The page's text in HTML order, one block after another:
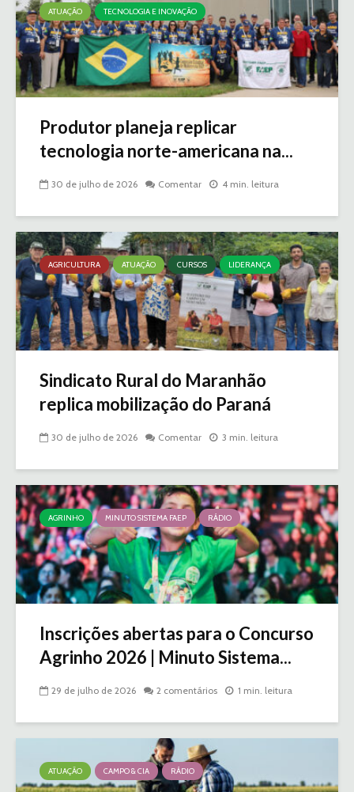
ATUAÇÃO TECNOLOGIA E INOVAÇÃO
Produtor planeja replicar
tecnologia norte-americana na...
30 de julho de 2026 Comentar 4 min. leitura
AGRICULTURA ATUAÇÃO CURSOS LIDERANÇA
Sindicato Rural do Maranhão
replica mobilização do Paraná
30 de julho de 2026 Comentar 3 min. leitura
AGRINHO MINUTO SISTEMA FAEP RÁDIO
Inscrições abertas para o Concurso
Agrinho 2026 | Minuto Sistema...
29 de julho de 2026 2 comentários 1 min. leitura
ATUAÇÃO CAMPO & CIA RÁDIO